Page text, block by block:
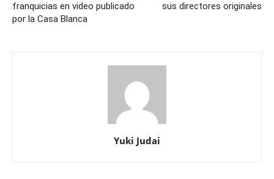
franquicias en video publicado
por la Casa Blanca
sus directores originales
Yuki Judai